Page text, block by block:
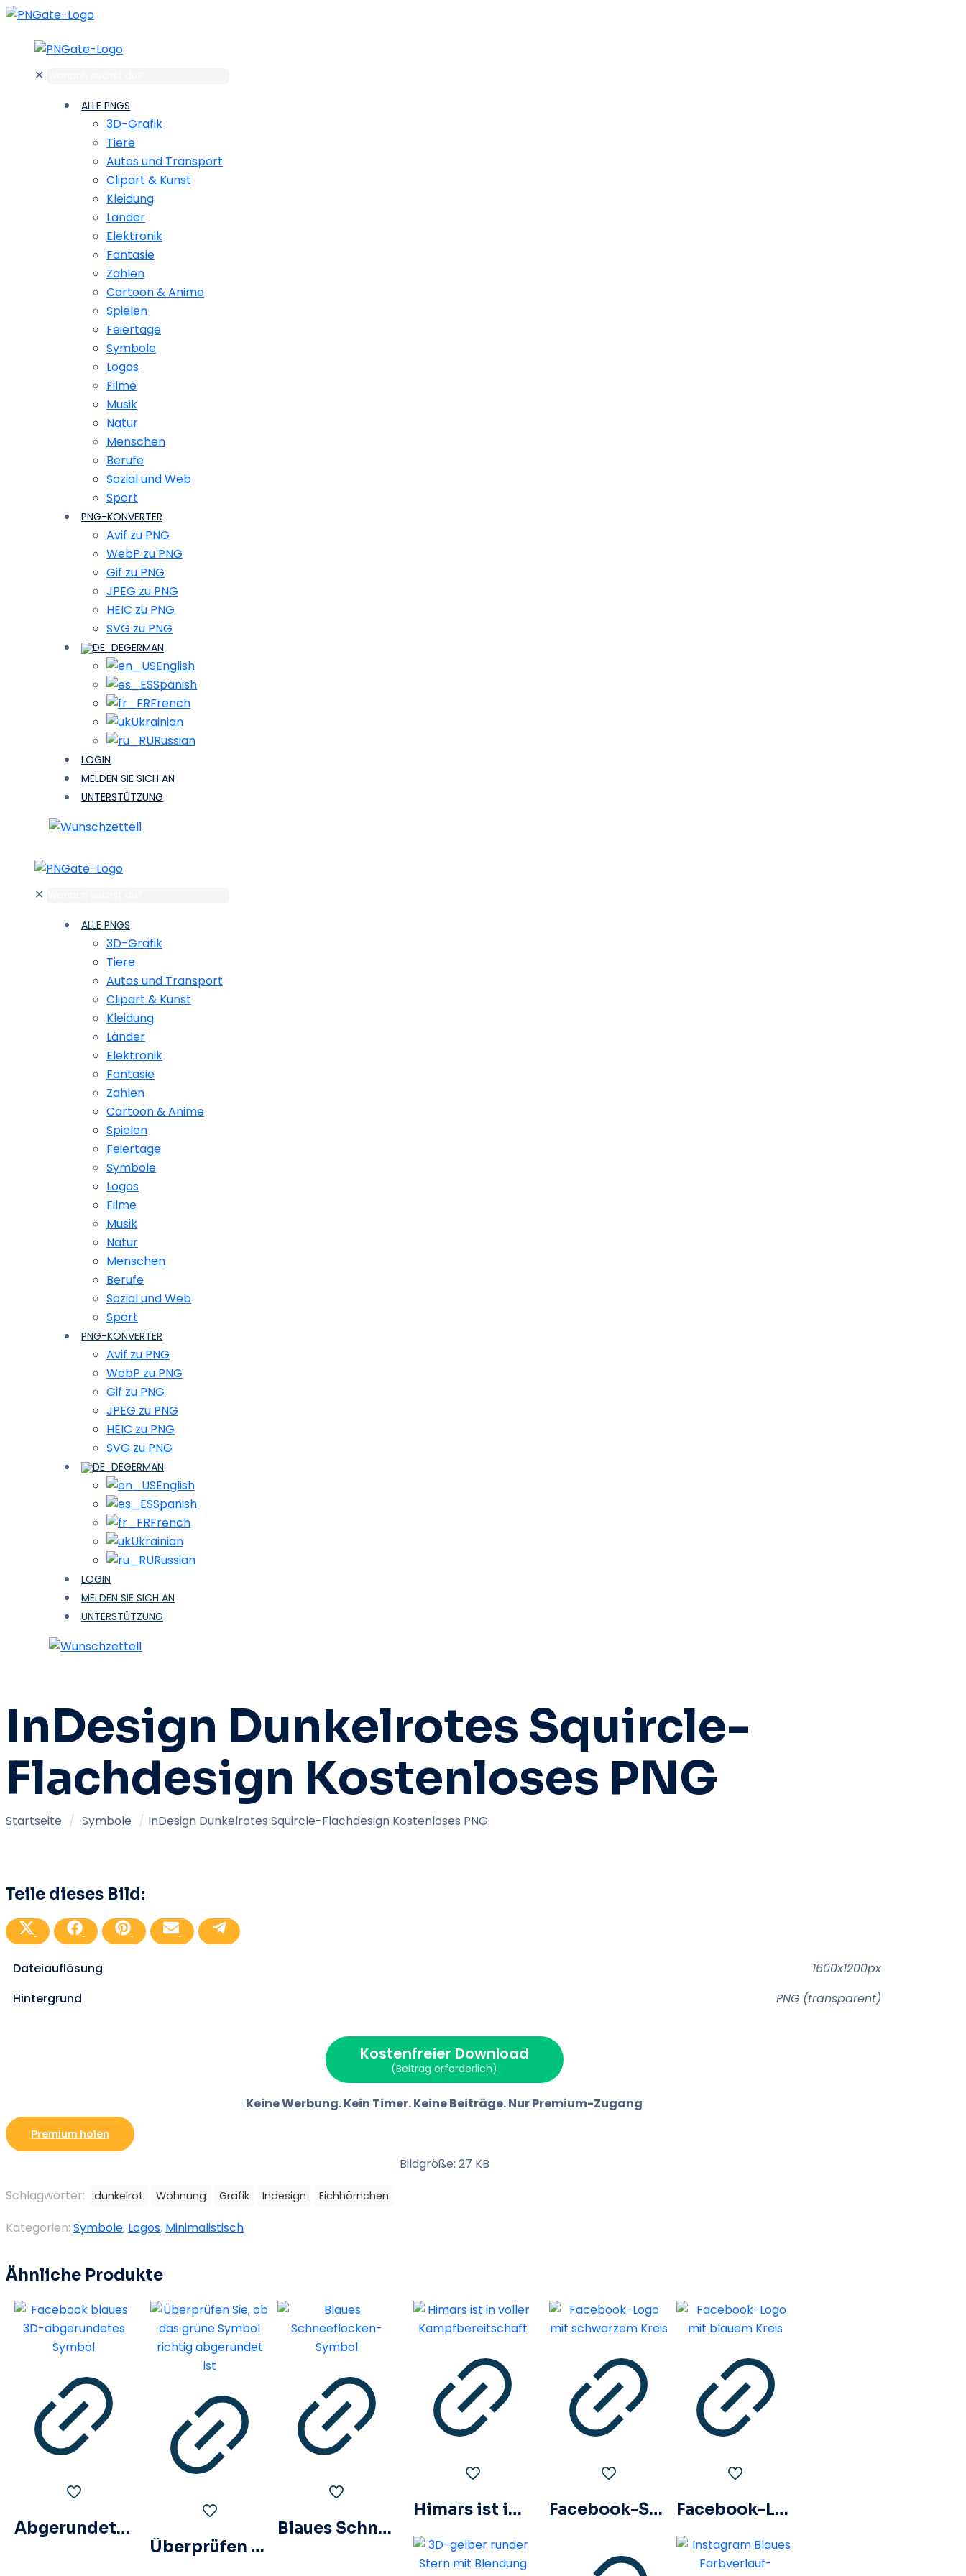
✕
ALLE PNGS
3D-Grafik
Tiere
Autos und Transport
Clipart & Kunst
Kleidung
Länder
Elektronik
Fantasie
Zahlen
Cartoon & Anime
Spielen
Feiertage
Symbole
Logos
Filme
Musik
Natur
Menschen
Berufe
Sozial und Web
Sport
PNG-KONVERTER
Avif zu PNG
WebP zu PNG
Gif zu PNG
JPEG zu PNG
HEIC zu PNG
SVG zu PNG
GERMAN
English
Spanish
French
Ukrainian
Russian
LOGIN
MELDEN SIE SICH AN
UNTERSTÜTZUNG
1
✕
ALLE PNGS
3D-Grafik
Tiere
Autos und Transport
Clipart & Kunst
Kleidung
Länder
Elektronik
Fantasie
Zahlen
Cartoon & Anime
Spielen
Feiertage
Symbole
Logos
Filme
Musik
Natur
Menschen
Berufe
Sozial und Web
Sport
PNG-KONVERTER
Avif zu PNG
WebP zu PNG
Gif zu PNG
JPEG zu PNG
HEIC zu PNG
SVG zu PNG
GERMAN
English
Spanish
French
Ukrainian
Russian
LOGIN
MELDEN SIE SICH AN
UNTERSTÜTZUNG
1
InDesign Dunkelrotes Squircle-
Flachdesign Kostenloses PNG
Startseite / Symbole / InDesign Dunkelrotes Squircle-Flachdesign Kostenloses PNG
Teile dieses Bild:
Teilen
auf
X
Teilen
auf
Facebook
Teilen
auf
Pinterest
Teilen
auf
Email
Teilen
auf
Telegramm
Dateiauflösung
1600x1200px
Hintergrund
PNG (transparent)
Kostenfreier Download
(Beitrag erforderlich)
Keine Werbung. Kein Timer. Keine Beiträge. Nur Premium-Zugang
Premium holen
Bildgröße: 27 KB
Schlagwörter:
dunkelrot Wohnung Grafik Indesign Eichhörnchen
Kategorien: Symbole, Logos, Minimalistisch
Ähnliche Produkte
Abgerundetes Facebook-Symbol mit blauem Farbverlauf
Überprüfen Sie, ob das grüne Symbol richtig abgerundet ist
Blaues Schneeflocken-Symbol
Himars ist in voller Kampfbereitschaft Facebook-Symbol mit schwarzem Kreis Facebook-Logo mit blauem Kreis